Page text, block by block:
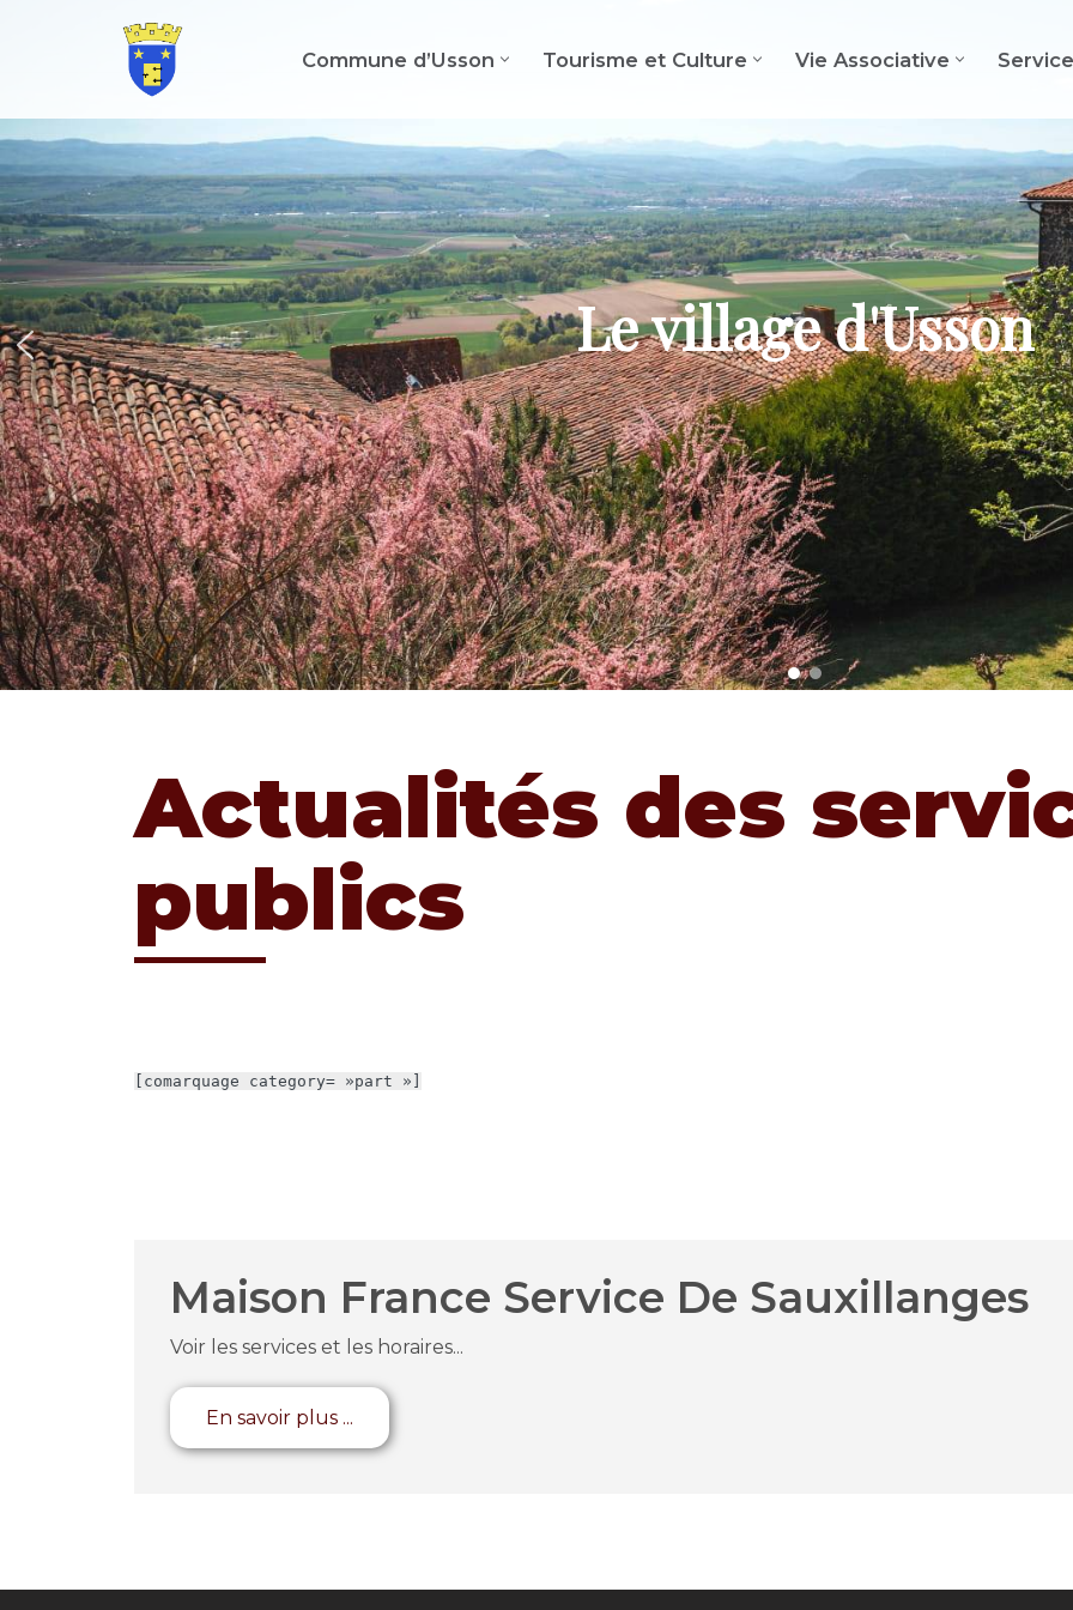
contenu
Commune d’Usson Tourisme et Culture Vie Associative
Le village d'Usson
Actualités des
publics
[comarquage category= »part »]
Maison France Service De Sauxillanges
Voir les services et les horaires...
En savoir plus ...